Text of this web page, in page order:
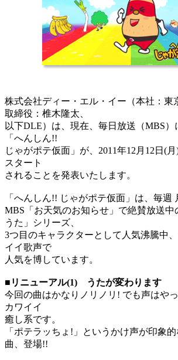
株式会社ディー・エル・イー（本社：
取締役：椎木隆太、
以下DLE）は、現在、毎日放送（MBS
「へんしん!!
じゃがポテ仮面」が、2011年12月12日(
スタート
されることを発表いたします。
「へんしん!! じゃがポテ仮面」は、毎週
MBS「お天気のお知らせ」で絶賛放送中
うた」シリーズ、
3つ目のキャラクターとして人気沸騰中
イイ歌声で
人気を博しています。
■リニューアル(1) うたが変わります
今回の曲はかなりノリノリ! でも声はや
カワイイ
癒し系です。
「ポテラッちょ!」というかけ声が印象
曲、登場!!